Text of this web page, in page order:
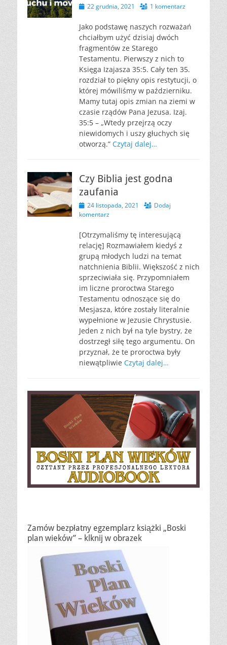
Opublikowano
22 grudnia, 2021 1 komentarz
Jako podstawę naszych rozważań
chciałbym użyć dzisiaj dwóch
fragmentów ze Starego
Testamentu. Pierwszy z nich to
Księga Izajasza 35:5. Cały ten 35.
rozdział to piękny opis restytucji, o
której mówiliśmy w październiku.
Mamy tutaj opis zmian na ziemi w
czasie rządów Pana Jezusa. Izaj.
35:5 – „Wtedy przejrzą oczy
niewidomych i uszy głuchych się
otworzą.” Czytaj dalej…
Czy Biblia jest godna
zaufania
Opublikowano
24 listopada, 2021
Dodaj
komentarz
[Otrzymaliśmy tę interesującą
relację] Rozmawiałem kiedyś z
grupą młodych ludzi na temat
natchnienia Biblii. Większość z nich
sprzeciwiała się. Przypomniałem
im liczne proroctwa Starego
Testamentu odnoszące się do
Mesjasza, które zostały literalnie
wypełnione w Jezusie Chrystusie.
Jeden z nich był na tyle bystry, że
dostrzegł siłę tego argumentu. On
przyznał, że te proroctwa były
niewątpliwie Czytaj dalej…
Zamów bezpłatny egzemplarz książki „Boski
plan wieków” – klknij w obrazek